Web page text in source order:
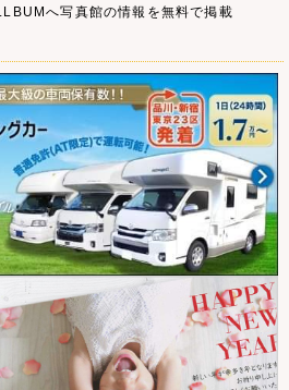
へ写真館の情報を無料で掲載